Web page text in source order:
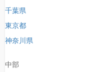
千葉県
東京都
神奈川県
中部